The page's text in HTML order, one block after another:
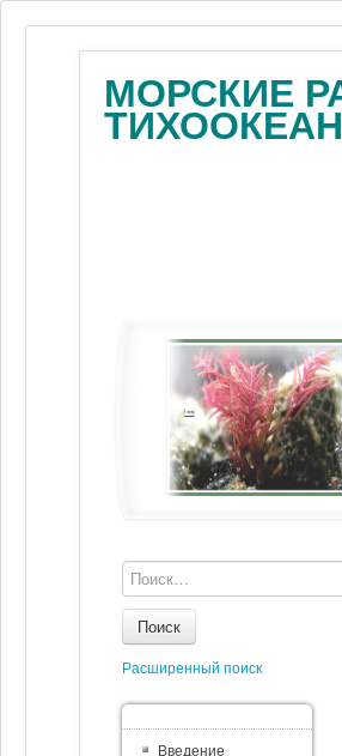
МОРСКИЕ
Поиск
Расширенный поиск
Введение